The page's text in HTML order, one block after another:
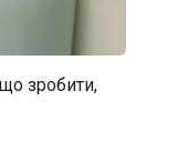
зробити,